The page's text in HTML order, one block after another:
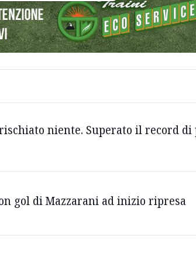
niente. Superato il record
gol di Mazzarani ad inizio ripresa